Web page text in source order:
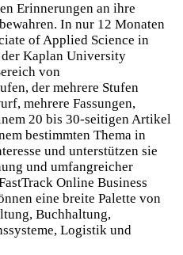
Erinnerungen an ihre
In nur 12 Monaten
of Applied Science in
Kaplan University
von
der mehrere Stufen
mehrere Fassungen,
20 bis 30-seitigen Artikel
bestimmten Thema in
und unterstützen sie
und umfangreicher
Online Business
eine breite Palette von
Buchhaltung,
Logistik und